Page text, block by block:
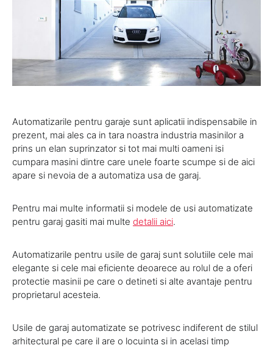
Automatizarile pentru garaje sunt aplicatii indispensabile in
prezent, mai ales ca in tara noastra industria masinilor a
prins un elan suprinzator si tot mai multi oameni isi
cumpara masini dintre care unele foarte scumpe si de aici
apare si nevoia de a automatiza usa de garaj.
Pentru mai multe informatii si modele de usi automatizate
pentru garaj gasiti mai multe detalii aici.
Automatizarile pentru usile de garaj sunt solutiile cele mai
elegante si cele mai eficiente deoarece au rolul de a oferi
protectie masinii pe care o detineti si alte avantaje pentru
proprietarul acesteia.
Usile de garaj automatizate se potrivesc indiferent de stilul
arhitectural pe care il are o locuinta si in acelasi timp